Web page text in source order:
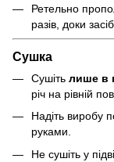
Ретельно
разів, доки
Сушка
Сушіть лише в
річ на рівній
Надіть виробу
руками.
Не сушіть у